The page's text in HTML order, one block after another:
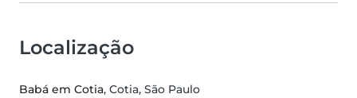
Localização
Babá em Cotia, Cotia, São Paulo